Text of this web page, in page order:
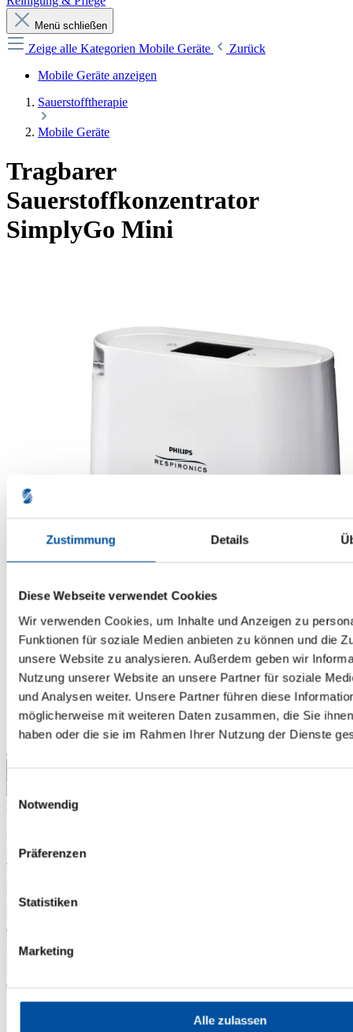
Zustimmung Details
Diese Webseite verwendet Cookies
Wir verwenden Cookies, um Inhalte und Anzeigen zu
Funktionen für soziale Medien anbieten zu können und die
unsere Website zu analysieren. Außerdem geben wir
Nutzung unserer Website an unsere Partner für soziale
und Analysen weiter. Unsere Partner führen diese
möglicherweise mit weiteren Daten zusammen, die Sie
haben oder die sie im Rahmen Ihrer Nutzung der Dienste
Einwilligungsauswahl
Notwendig
Präferenzen
Statistiken
Marketing
Alle zulassen
Menü schließen
Zeige alle Kategorien Mobile Geräte
Zurück
Mobile Geräte anzeigen
Sauerstofftherapie
Mobile Geräte
Tragbarer
Sauerstoffkonzentrator
SimplyGo Mini
3.105,90 €*
Preise inkl. MwSt. zzgl. Versandkosten
Bald wieder verfügbar
Bald wieder verfügbar
Produktnummer:
Bitte beachten Sie, dass es sich bei diesem Produkt um einen
Hygieneartikel handelt. Die Rückgabe oder der Umtausch sind
ausschließlich in der ungeöffneten Originalverpackung möglich.
Entwickelt für die Bedürfnisse aktiver